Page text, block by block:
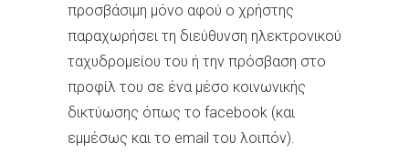
προσβάσιμη μόνο αφού ο χρήστης
παραχωρήσει τη διεύθυνση ηλεκτρονικού
ταχυδρομείου του ή την πρόσβαση στο
προφίλ του σε ένα μέσο κοινωνικής
δικτύωσης όπως το facebook (και
εμμέσως και το email του λοιπόν).